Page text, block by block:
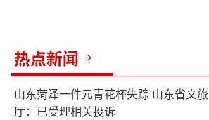
热点新闻
山东菏泽一件元青花杯失踪 山东省文旅
厅：已受理相关投诉